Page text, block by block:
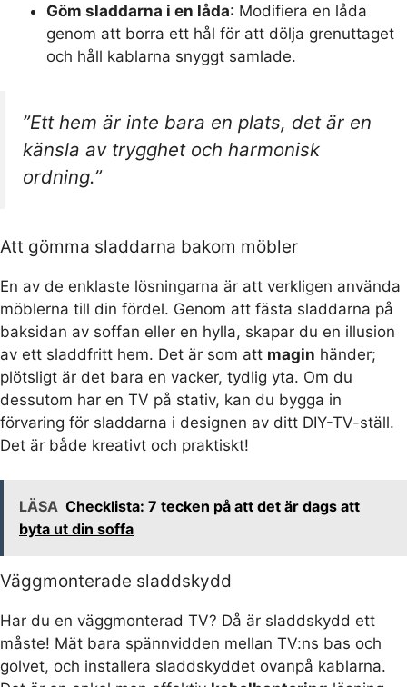
Göm sladdarna i en låda: Modifiera en låda
genom att borra ett hål för att dölja grenuttaget
och håll kablarna snyggt samlade.
”Ett hem är inte bara en plats, det är en
känsla av trygghet och harmonisk
ordning.”
Att gömma sladdarna bakom möbler
En av de enklaste lösningarna är att verkligen använda
möblerna till din fördel. Genom att fästa sladdarna på
baksidan av soffan eller en hylla, skapar du en illusion
av ett sladdfritt hem. Det är som att magin händer;
plötsligt är det bara en vacker, tydlig yta. Om du
dessutom har en TV på stativ, kan du bygga in
förvaring för sladdarna i designen av ditt DIY-TV-ställ.
Det är både kreativt och praktiskt!
LÄSA Checklista: 7 tecken på att det är dags att
byta ut din soffa
Väggmonterade sladdskydd
Har du en väggmonterad TV? Då är sladdskydd ett
måste! Mät bara spännvidden mellan TV:ns bas och
golvet, och installera sladdskyddet ovanpå kablarna.